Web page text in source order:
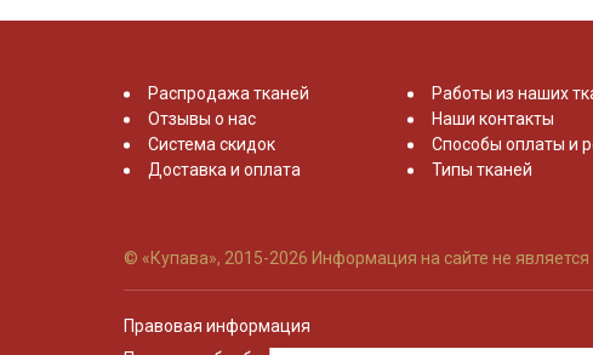
Распродажа тканей
Отзывы о нас
Система скидок
Доставка и оплата
Работы из наших
Наши контакты
Способы оплаты и
Типы тканей
© «Купава», 2015-2026 Информация на сайте не
Правовая информация